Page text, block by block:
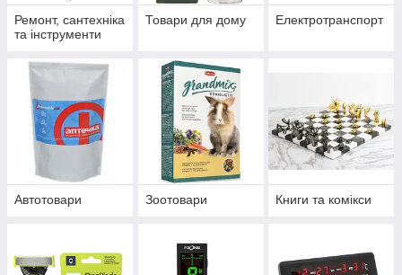
Ремонт, сантехніка
та інструменти
Товари для дому Електротранспорт
Автотовари Зоотовари Книги та комікси